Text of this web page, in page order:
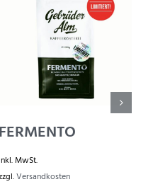
FERMENTO
inkl. MwSt.
Versandkosten